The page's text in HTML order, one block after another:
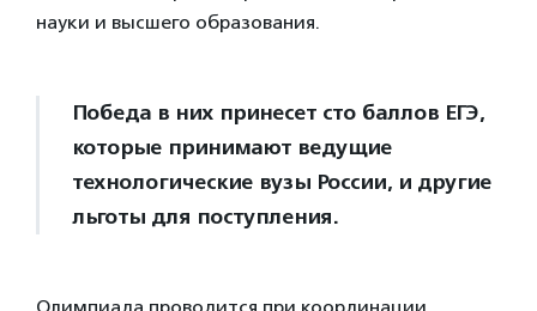
науки и высшего образования.
Победа в них принесет сто баллов ЕГЭ,
которые принимают ведущие
технологические вузы России, и другие
льготы для поступления.